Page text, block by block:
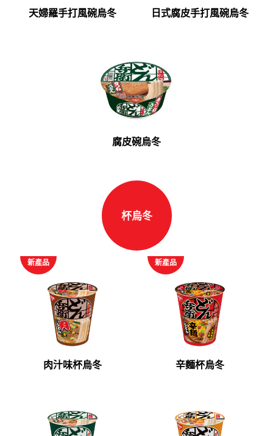
天婦羅手打風碗烏冬 日式腐皮手打風碗烏冬
腐皮碗烏冬
杯烏冬
肉汁味杯烏冬
新產品
辛麵杯烏冬
新產品